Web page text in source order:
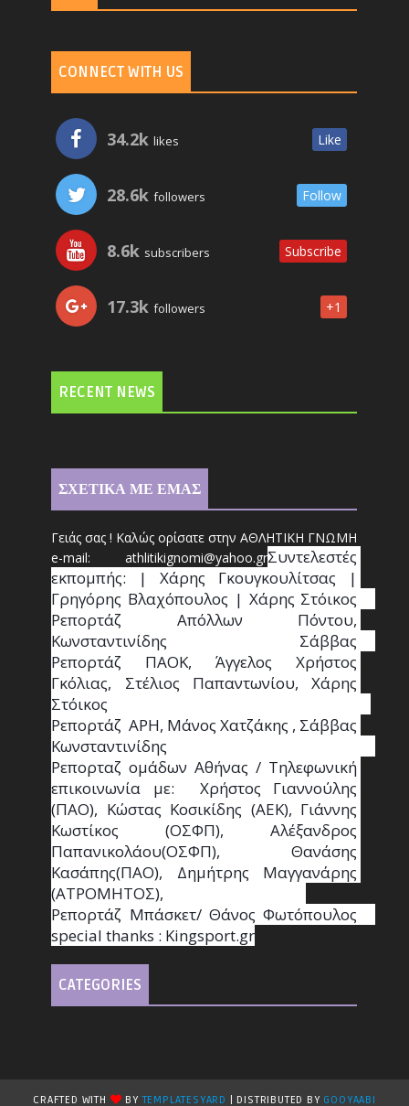
CONNECT WITH US
34.2k likes Like
28.6k followers Follow
8.6k subscribers Subscribe
17.3k followers +1
RECENT NEWS
ΣΧΕΤΙΚΑ ΜΕ ΕΜΑΣ
Γειάς σας ! Καλώς ορίσατε στην ΑΘΛΗΤΙΚΗ ΓΝΩΜΗ
e-mail: athlitikignomi@yahoo.grΣυντελεστές
εκπομπής: | Χάρης Γκουγκουλίτσας |
Γρηγόρης Βλαχόπουλος | Χάρης Στόικος
Ρεπορτάζ Απόλλων Πόντου,
Κωνσταντινίδης   Σάββας
Ρεπορτάζ ΠΑΟΚ, Άγγελος Χρήστος
Γκόλιας, Στέλιος Παπαντωνίου, Χάρης
Στόικος
Ρεπορτάζ  ΑΡΗ, Μάνος Χατζάκης , Σάββας
Κωνσταντινίδης
Ρεπορταζ ομάδων Αθήνας / Τηλεφωνική
επικοινωνία με:  Χρήστος Γιαννούλης
(ΠΑΟ), Κώστας Κοσικίδης (ΑΕΚ), Γιάννης
Κωστίκος (ΟΣΦΠ), Αλέξανδρος
Παπανικολάου(ΟΣΦΠ), Θανάσης
Κασάπης(ΠΑΟ), Δημήτρης Μαγγανάρης
(ΑΤΡΟΜΗΤΟΣ),
Ρεπορτάζ Μπάσκετ/ Θάνος Φωτόπουλος
special thanks : Κingsport.gr
CATEGORIES
CRAFTED WITH BYTEMPLATESYARD | DISTRIBUTED BY GOOYAABI